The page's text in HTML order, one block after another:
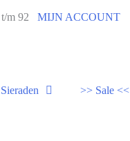
t/m 92 MIJN ACCOUNT
Sieraden >> Sale <<